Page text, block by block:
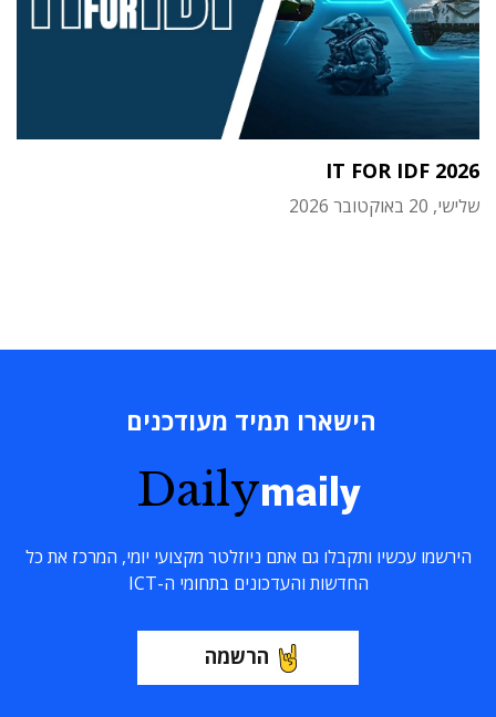
IT FOR IDF 2026
שלישי, 20 באוקטובר 2026
הישארו תמיד מעודכנים
Dailymaily
הירשמו עכשיו ותקבלו גם אתם ניוזלטר מקצועי יומי, המרכז את כל
החדשות והעדכונים בתחומי ה-ICT
הרשמה